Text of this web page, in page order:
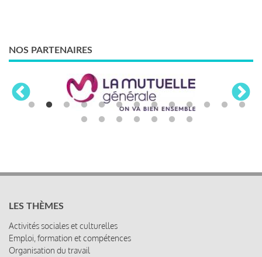
NOS PARTENAIRES
LES THÈMES
Activités sociales et culturelles
Emploi, formation et compétences
Organisation du travail